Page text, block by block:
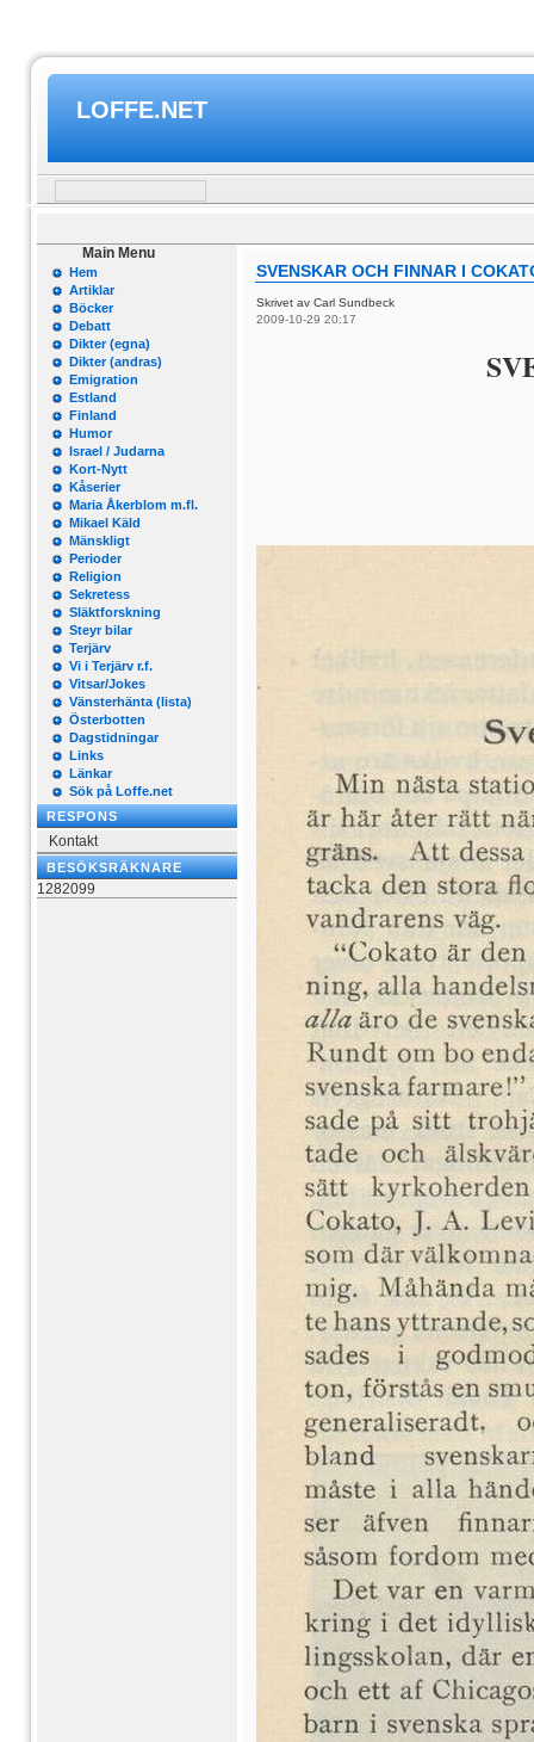
LOFFE.NET
Main Menu
Hem
Artiklar
Böcker
Debatt
Dikter (egna)
Dikter (andras)
Emigration
Estland
Finland
Humor
Israel / Judarna
Kort-Nytt
Kåserier
Maria Åkerblom m.fl.
Mikael Käld
Mänskligt
Perioder
Religion
Sekretess
Släktforskning
Steyr bilar
Terjärv
Vi i Terjärv r.f.
Vitsar/Jokes
Vänsterhänta (lista)
Österbotten
Dagstidningar
Links
Länkar
Sök på Loffe.net
RESPONS
Kontakt
BESÖKSRÄKNARE
1282099
SVENSKAR OCH FINNAR I
Skrivet av Carl Sundbeck
2009-10-29 20:17